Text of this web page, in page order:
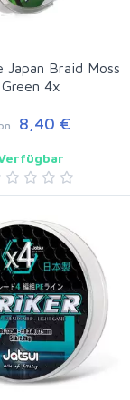
Japan Braid Moss
Green 4x
8,40 €